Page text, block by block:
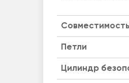
Петли
Цилиндр